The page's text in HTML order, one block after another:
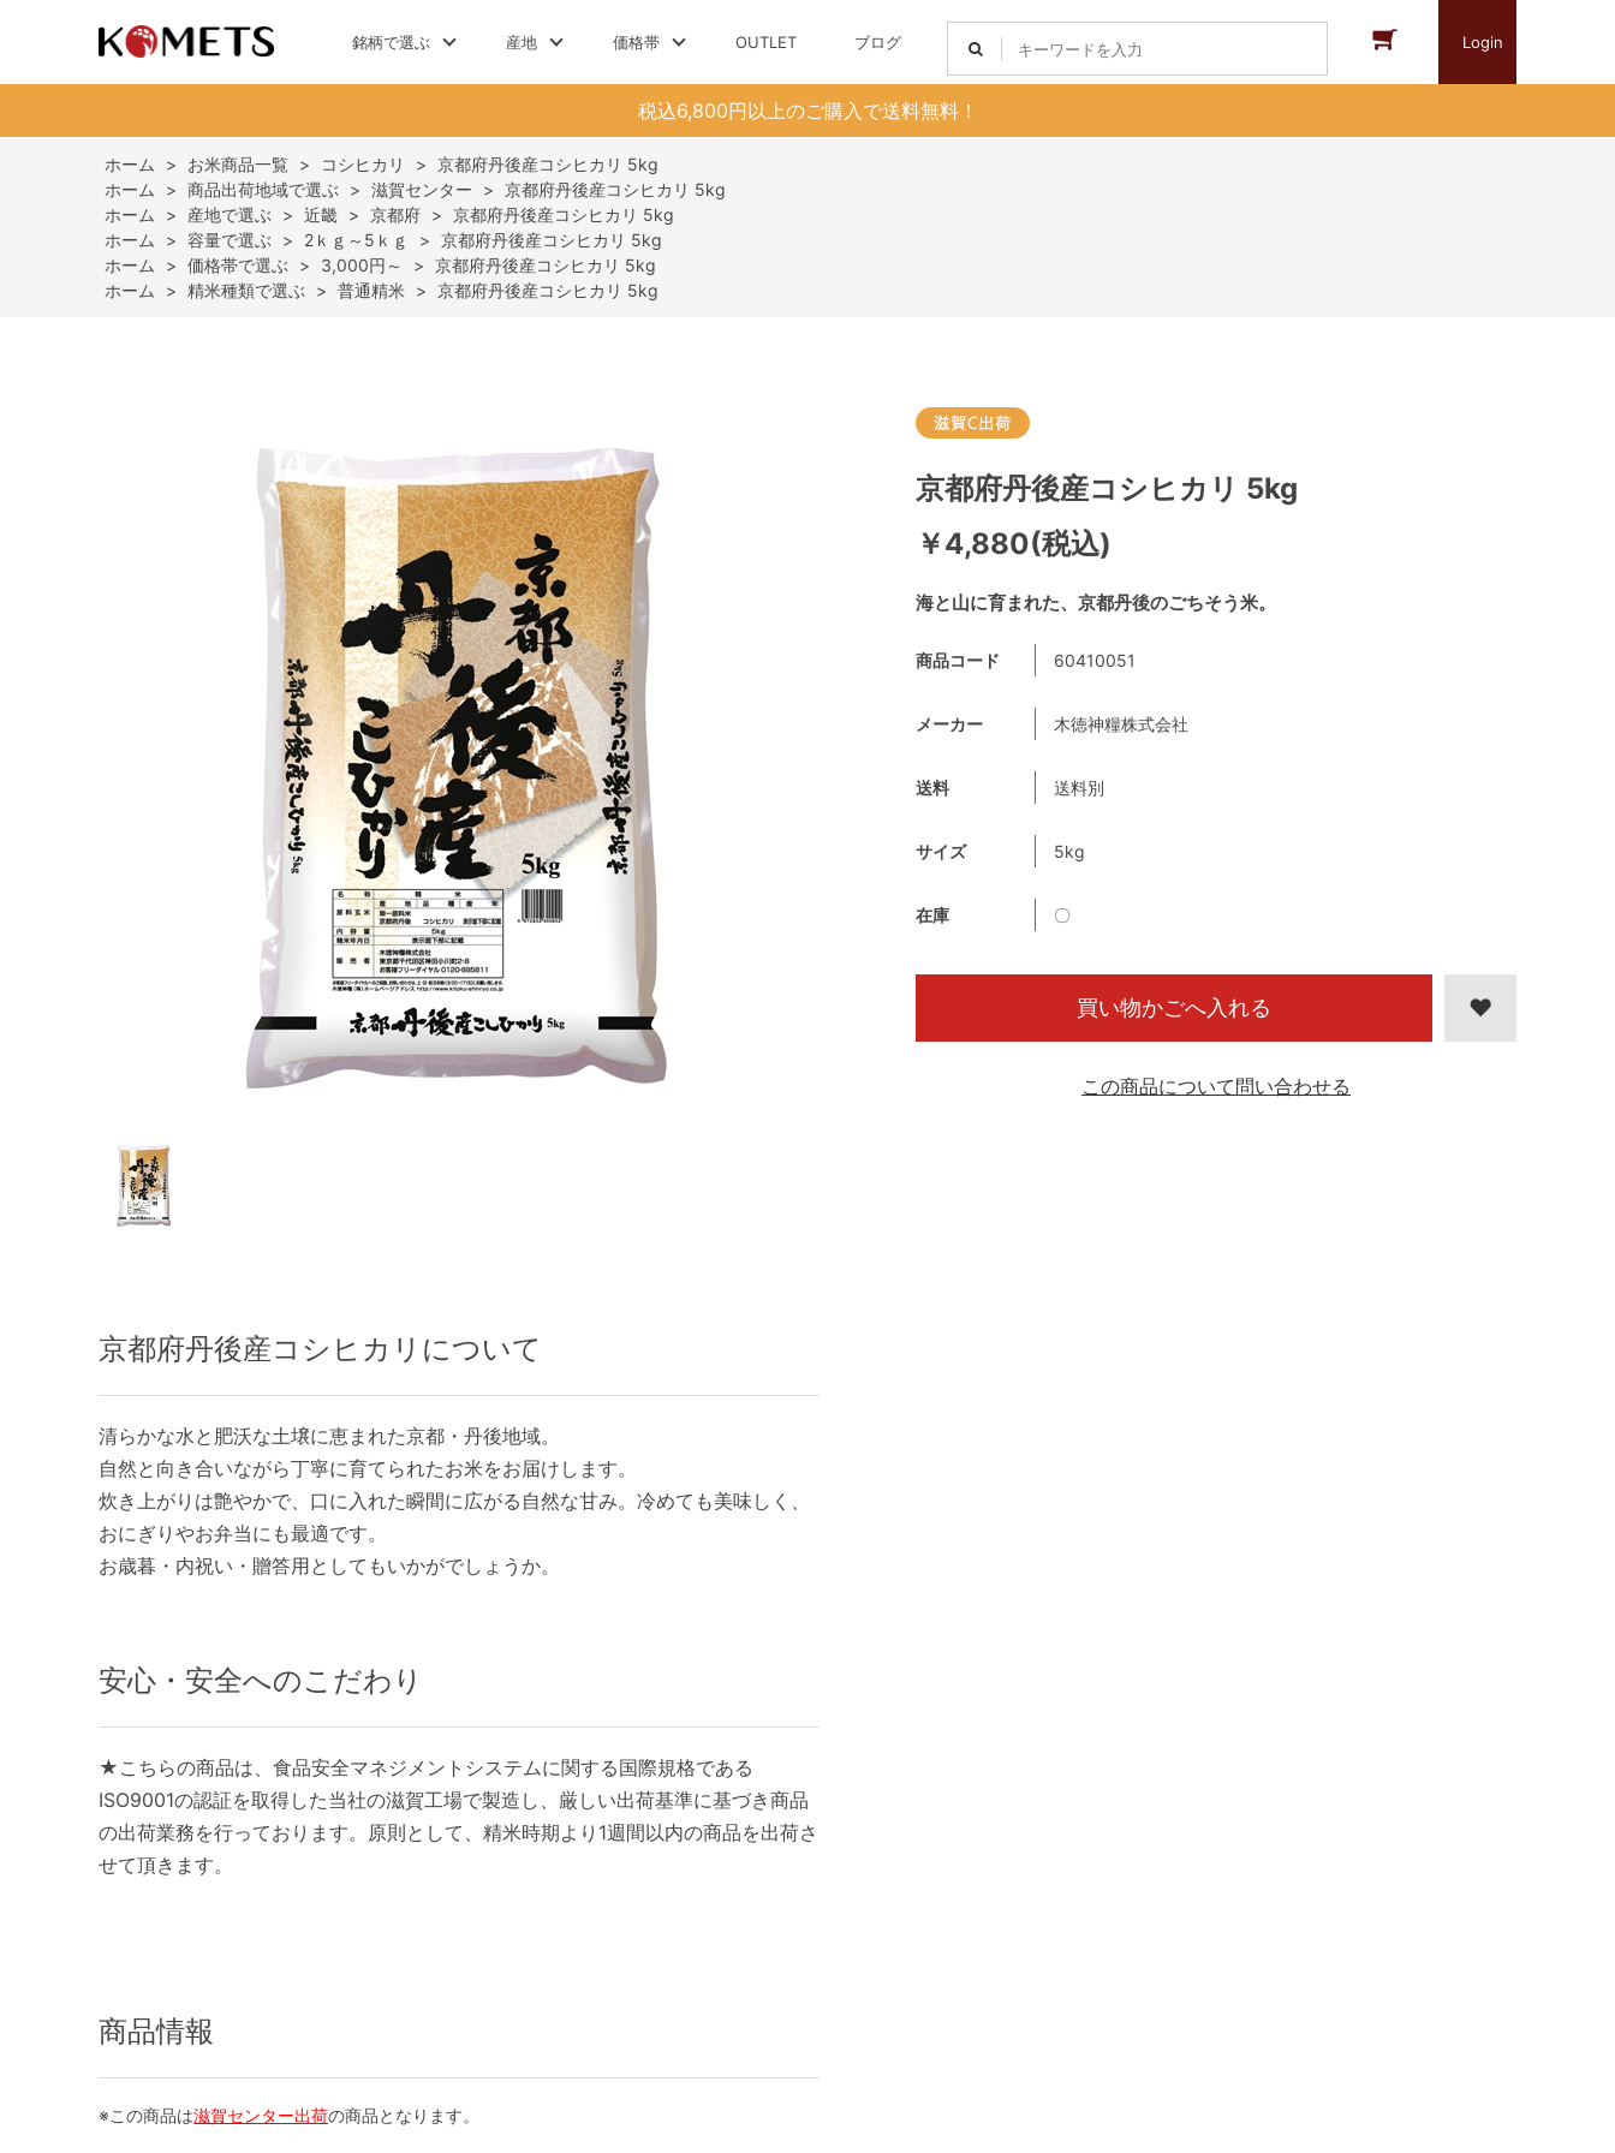
銘柄で選ぶ 産地 価格帯 OUTLET ブログ Login
税込6,800円以上のご購入で送料無料！
ホーム > お米商品一覧 > コシヒカリ > 京都府丹後産コシヒカリ 5kg
ホーム
> 商品出荷地域で選ぶ > 滋賀センター > 京都府丹後産コシヒカリ 5kg
ホーム
> 産地で選ぶ > 近畿 > 京都府 > 京都府丹後産コシヒカリ 5kg
ホーム
> 容量で選ぶ > 2ｋｇ～5ｋｇ > 京都府丹後産コシヒカリ 5kg
ホーム
> 価格帯で選ぶ > 3,000円～ > 京都府丹後産コシヒカリ 5kg
ホーム
> 精米種類で選ぶ > 普通精米 > 京都府丹後産コシヒカリ 5kg
京都府丹後産コシヒカリについて
清らかな水と肥沃な土壌に恵まれた京都・丹後地域。
自然と向き合いながら丁寧に育てられたお米をお届けします。
炊き上がりは艶やかで、口に入れた瞬間に広がる自然な甘み。冷めても美味しく、
おにぎりやお弁当にも最適です。
お歳暮・内祝い・贈答用としてもいかがでしょうか。
安心・安全へのこだわり
★こちらの商品は、食品安全マネジメントシステムに関する国際規格である
ISO9001の認証を取得した当社の滋賀工場で製造し、厳しい出荷基準に基づき商品
の出荷業務を行っております。原則として、精米時期より1週間以内の商品を出荷さ
せて頂きます。
商品情報
※この商品は滋賀センター出荷の商品となります。
海と山に育まれた、京都丹後のごちそう米。
京都府丹後産コシヒカリ 5kg
￥4,880(税込)
商品コード 60410051
メーカー 木徳神糧株式会社
送料 送料別
サイズ 5kg
在庫 〇
買い物かごへ入れる
この商品について問い合わせる